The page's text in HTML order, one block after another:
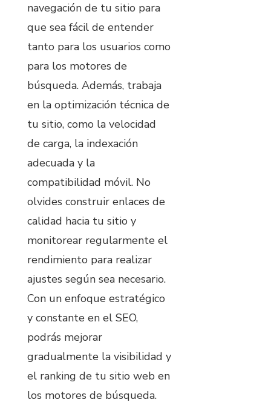
navegación de tu sitio para
que sea fácil de entender
tanto para los usuarios como
para los motores de
búsqueda. Además, trabaja
en la optimización técnica de
tu sitio, como la velocidad
de carga, la indexación
adecuada y la
compatibilidad móvil. No
olvides construir enlaces de
calidad hacia tu sitio y
monitorear regularmente el
rendimiento para realizar
ajustes según sea necesario.
Con un enfoque estratégico
y constante en el SEO,
podrás mejorar
gradualmente la visibilidad y
el ranking de tu sitio web en
los motores de búsqueda.